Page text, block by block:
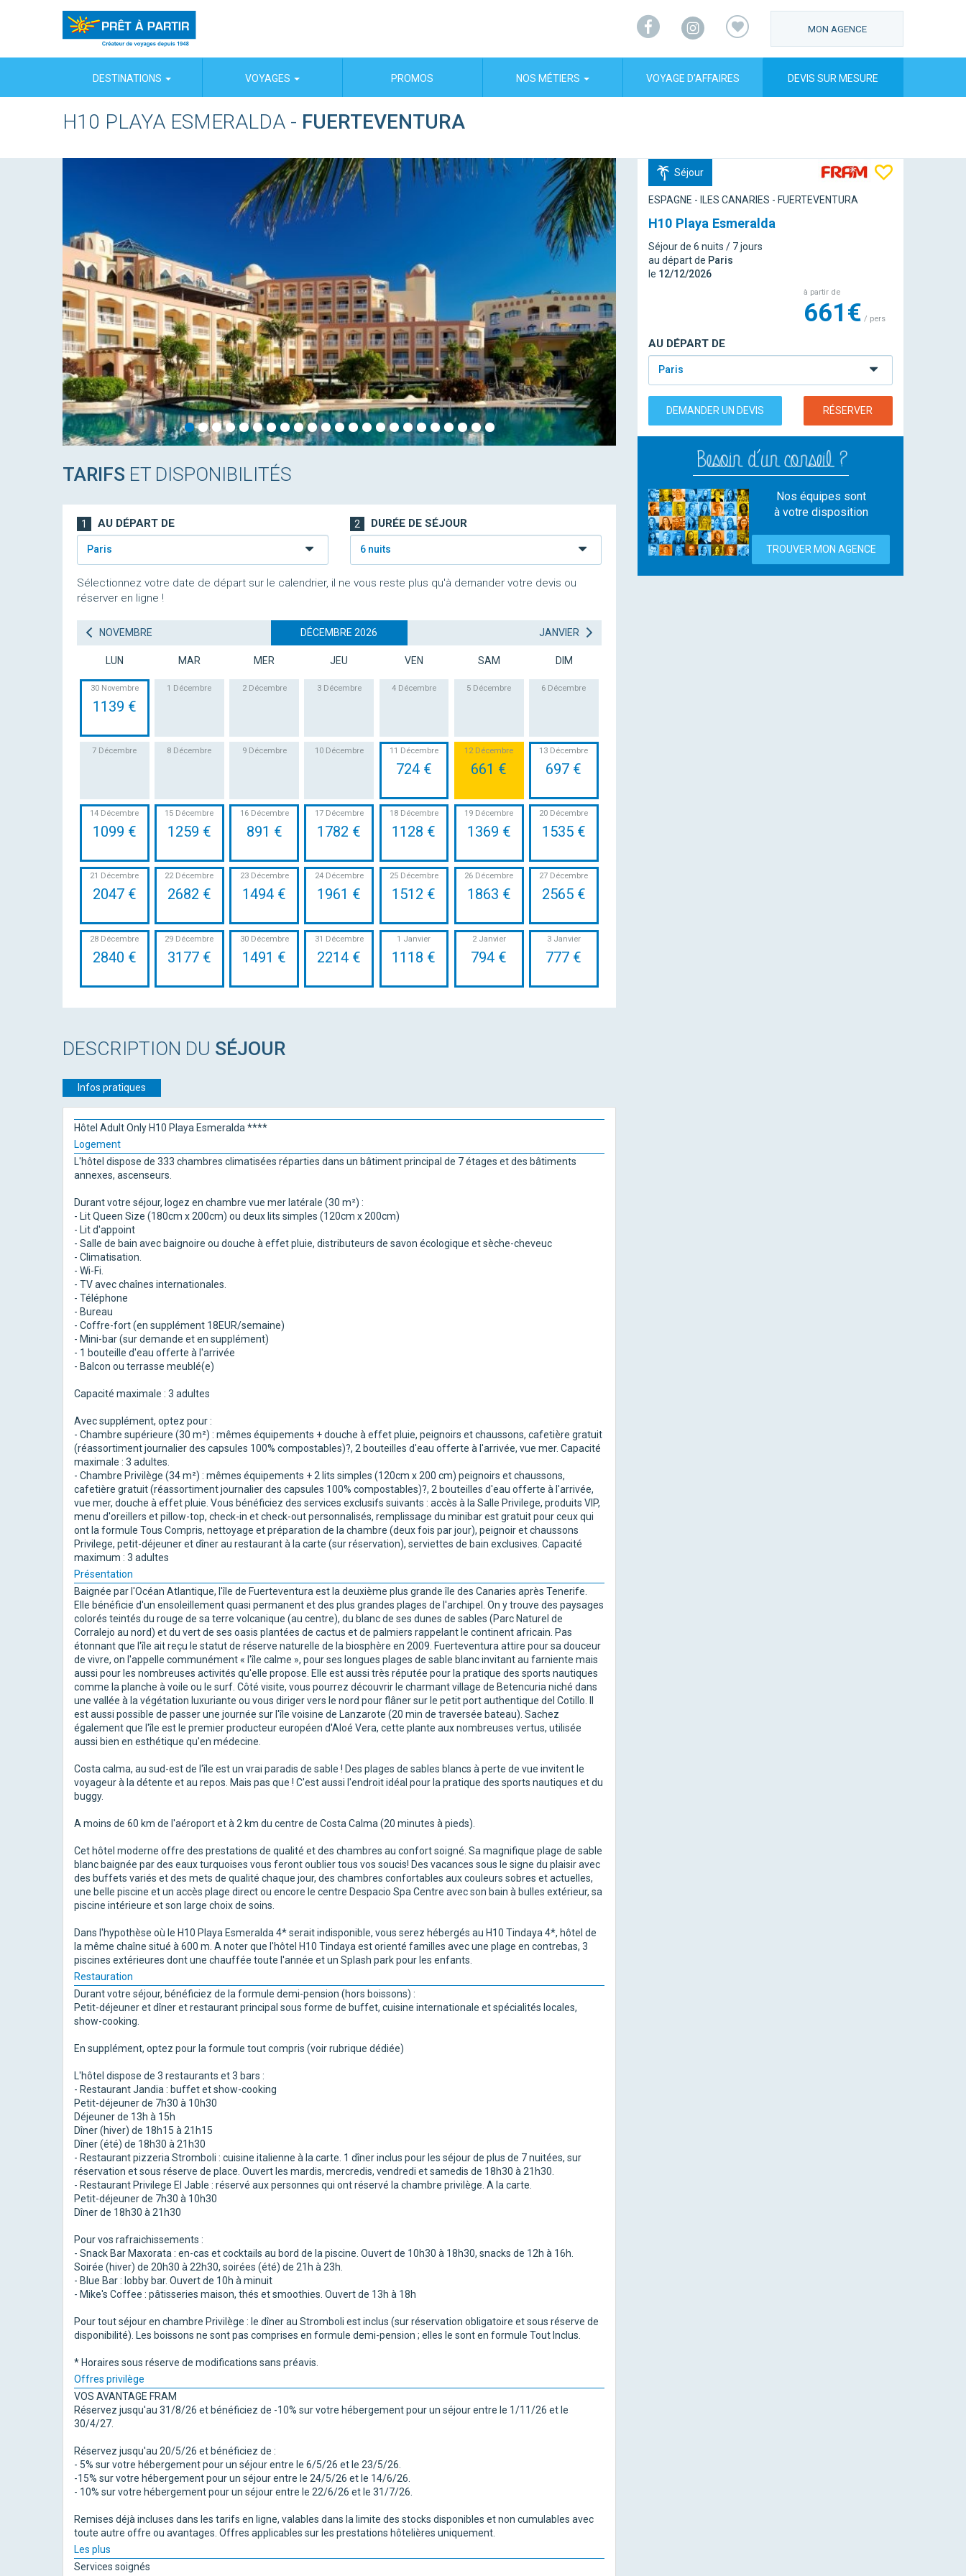
Facebook
Instagram
MON AGENCE
DESTINATIONS VOYAGES PROMOS NOS MÉTIERS VOYAGE D’AFFAIRES DEVIS SUR MESURE
H10 PLAYA ESMERALDA - FUERTEVENTURA
Séjour
ESPAGNE - ILES CANARIES - FUERTEVENTURA
H10 Playa Esmeralda
Séjour de 6 nuits / 7 jours
au départ de Paris
le 12/12/2026
à partir de
661€ / pers
AU DÉPART DE
Paris
DEMANDER UN DEVIS RÉSERVER
Nos équipes sont
à votre disposition
TROUVER MON AGENCE
TARIFS ET DISPONIBILITÉS
1 AU DÉPART DE
Paris
2 DURÉE DE SÉJOUR
6 nuits
Sélectionnez votre date de départ sur le calendrier, il ne vous reste plus qu'à demander votre devis ou
réserver en ligne !
NOVEMBRE DÉCEMBRE 2026 JANVIER
LUN MAR MER JEU VEN SAM DIM
30 Novembre
1139 €
1 Décembre 2 Décembre 3 Décembre 4 Décembre 5 Décembre 6 Décembre
7 Décembre 8 Décembre 9 Décembre 10 Décembre 11 Décembre
724 €
12 Décembre
661 €
13 Décembre
697 €
14 Décembre
1099 €
15 Décembre
1259 €
16 Décembre
891 €
17 Décembre
1782 €
18 Décembre
1128 €
19 Décembre
1369 €
20 Décembre
1535 €
21 Décembre
2047 €
22 Décembre
2682 €
23 Décembre
1494 €
24 Décembre
1961 €
25 Décembre
1512 €
26 Décembre
1863 €
27 Décembre
2565 €
28 Décembre
2840 €
29 Décembre
3177 €
30 Décembre
1491 €
31 Décembre
2214 €
1 Janvier
1118 €
2 Janvier
794 €
3 Janvier
777 €
DESCRIPTION DU SÉJOUR
Infos pratiques
Hôtel Adult Only H10 Playa Esmeralda ****
Logement
L'hôtel dispose de 333 chambres climatisées réparties dans un bâtiment principal de 7 étages et des bâtiments
annexes, ascenseurs.
Durant votre séjour, logez en chambre vue mer latérale (30 m²) :
- Lit Queen Size (180cm x 200cm) ou deux lits simples (120cm x 200cm)
- Lit d'appoint
- Salle de bain avec baignoire ou douche à effet pluie, distributeurs de savon écologique et sèche-cheveuc
- Climatisation.
- Wi-Fi.
- TV avec chaînes internationales.
- Téléphone
- Bureau
- Coffre-fort (en supplément 18EUR/semaine)
- Mini-bar (sur demande et en supplément)
- 1 bouteille d'eau offerte à l'arrivée
- Balcon ou terrasse meublé(e)
Capacité maximale : 3 adultes
Avec supplément, optez pour :
- Chambre supérieure (30 m²) : mêmes équipements + douche à effet pluie, peignoirs et chaussons, cafetière gratuit
(réassortiment journalier des capsules 100% compostables)?, 2 bouteilles d'eau offerte à l'arrivée, vue mer. Capacité
maximale : 3 adultes.
- Chambre Privilège (34 m²) : mêmes équipements + 2 lits simples (120cm x 200 cm) peignoirs et chaussons,
cafetière gratuit (réassortiment journalier des capsules 100% compostables)?, 2 bouteilles d'eau offerte à l'arrivée,
vue mer, douche à effet pluie. Vous bénéficiez des services exclusifs suivants : accès à la Salle Privilege, produits VIP,
menu d'oreillers et pillow-top, check-in et check-out personnalisés, remplissage du minibar est gratuit pour ceux qui
ont la formule Tous Compris, nettoyage et préparation de la chambre (deux fois par jour), peignoir et chaussons
Privilege, petit-déjeuner et dîner au restaurant à la carte (sur réservation), serviettes de bain exclusives. Capacité
maximum : 3 adultes
Présentation
Baignée par l'Océan Atlantique, l'île de Fuerteventura est la deuxième plus grande île des Canaries après Tenerife.
Elle bénéficie d'un ensoleillement quasi permanent et des plus grandes plages de l'archipel. On y trouve des paysages
colorés teintés du rouge de sa terre volcanique (au centre), du blanc de ses dunes de sables (Parc Naturel de
Corralejo au nord) et du vert de ses oasis plantées de cactus et de palmiers rappelant le continent africain. Pas
étonnant que l'île ait reçu le statut de réserve naturelle de la biosphère en 2009. Fuerteventura attire pour sa douceur
de vivre, on l'appelle communément « l'île calme », pour ses longues plages de sable blanc invitant au farniente mais
aussi pour les nombreuses activités qu'elle propose. Elle est aussi très réputée pour la pratique des sports nautiques
comme la planche à voile ou le surf. Côté visite, vous pourrez découvrir le charmant village de Betencuria niché dans
une vallée à la végétation luxuriante ou vous diriger vers le nord pour flâner sur le petit port authentique del Cotillo. Il
est aussi possible de passer une journée sur l'île voisine de Lanzarote (20 min de traversée bateau). Sachez
également que l'île est le premier producteur européen d'Aloé Vera, cette plante aux nombreuses vertus, utilisée
aussi bien en esthétique qu'en médecine.
Costa calma, au sud-est de l'île est un vrai paradis de sable ! Des plages de sables blancs à perte de vue invitent le
voyageur à la détente et au repos. Mais pas que ! C'est aussi l'endroit idéal pour la pratique des sports nautiques et du
buggy.
A moins de 60 km de l'aéroport et à 2 km du centre de Costa Calma (20 minutes à pieds).
Cet hôtel moderne offre des prestations de qualité et des chambres au confort soigné. Sa magnifique plage de sable
blanc baignée par des eaux turquoises vous feront oublier tous vos soucis! Des vacances sous le signe du plaisir avec
des buffets variés et des mets de qualité chaque jour, des chambres confortables aux couleurs sobres et actuelles,
une belle piscine et un accès plage direct ou encore le centre Despacio Spa Centre avec son bain à bulles extérieur, sa
piscine intérieure et son large choix de soins.
Dans l'hypothèse où le H10 Playa Esmeralda 4* serait indisponible, vous serez hébergés au H10 Tindaya 4*, hôtel de
la même chaîne situé à 600 m. A noter que l'hôtel H10 Tindaya est orienté familles avec une plage en contrebas, 3
piscines extérieures dont une chauffée toute l'année et un Splash park pour les enfants.
Restauration
Durant votre séjour, bénéficiez de la formule demi-pension (hors boissons) :
Petit-déjeuner et dîner et restaurant principal sous forme de buffet, cuisine internationale et spécialités locales,
show-cooking.
En supplément, optez pour la formule tout compris (voir rubrique dédiée)
L'hôtel dispose de 3 restaurants et 3 bars :
- Restaurant Jandia : buffet et show-cooking
Petit-déjeuner de 7h30 à 10h30
Déjeuner de 13h à 15h
Dîner (hiver) de 18h15 à 21h15
Dîner (été) de 18h30 à 21h30
- Restaurant pizzeria Stromboli : cuisine italienne à la carte. 1 dîner inclus pour les séjour de plus de 7 nuitées, sur
réservation et sous réserve de place. Ouvert les mardis, mercredis, vendredi et samedis de 18h30 à 21h30.
- Restaurant Privilege El Jable : réservé aux personnes qui ont réservé la chambre privilège. A la carte.
Petit-déjeuner de 7h30 à 10h30
Dîner de 18h30 à 21h30
Pour vos rafraichissements :
- Snack Bar Maxorata : en-cas et cocktails au bord de la piscine. Ouvert de 10h30 à 18h30, snacks de 12h à 16h.
Soirée (hiver) de 20h30 à 22h30, soirées (été) de 21h à 23h.
- Blue Bar : lobby bar. Ouvert de 10h à minuit
- Mike's Coffee : pâtisseries maison, thés et smoothies. Ouvert de 13h à 18h
Pour tout séjour en chambre Privilège : le dîner au Stromboli est inclus (sur réservation obligatoire et sous réserve de
disponibilité). Les boissons ne sont pas comprises en formule demi-pension ; elles le sont en formule Tout Inclus.
* Horaires sous réserve de modifications sans préavis.
Offres privilège
VOS AVANTAGE FRAM
Réservez jusqu'au 31/8/26 et bénéficiez de -10% sur votre hébergement pour un séjour entre le 1/11/26 et le
30/4/27.
Réservez jusqu'au 20/5/26 et bénéficiez de :
- 5% sur votre hébergement pour un séjour entre le 6/5/26 et le 23/5/26.
-15% sur votre hébergement pour un séjour entre le 24/5/26 et le 14/6/26.
- 10% sur votre hébergement pour un séjour entre le 22/6/26 et le 31/7/26.
Remises déjà incluses dans les tarifs en ligne, valables dans la limite des stocks disponibles et non cumulables avec
toute autre offre ou avantages. Offres applicables sur les prestations hôtelières uniquement.
Les plus
Services soignés